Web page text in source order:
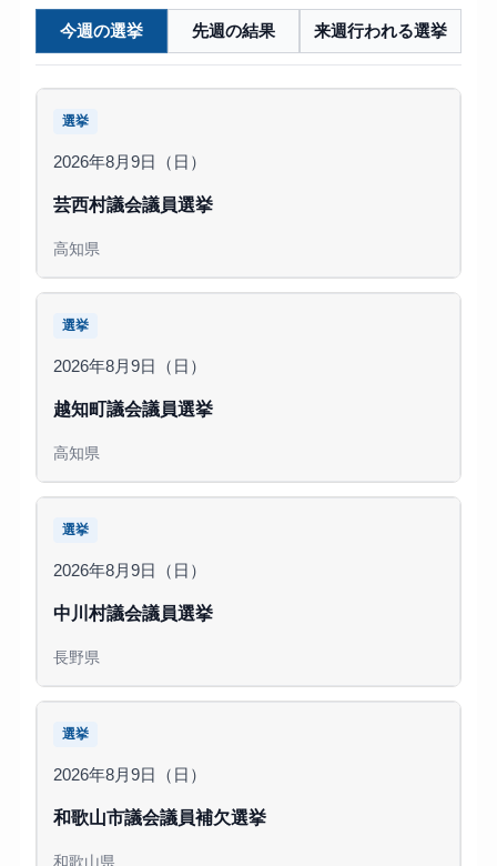
今週の選挙 先週の結果 来週行われる選挙
選挙
2026年8月9日（日）
芸西村議会議員選挙
高知県
選挙
2026年8月9日（日）
越知町議会議員選挙
高知県
選挙
2026年8月9日（日）
中川村議会議員選挙
長野県
選挙
2026年8月9日（日）
和歌山市議会議員補欠選挙
和歌山県